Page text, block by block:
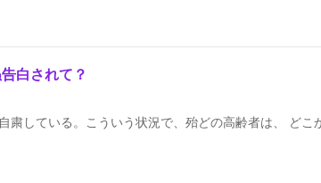
白されて？
粛している。こういう状況で、殆どの高齢者は、 どこ